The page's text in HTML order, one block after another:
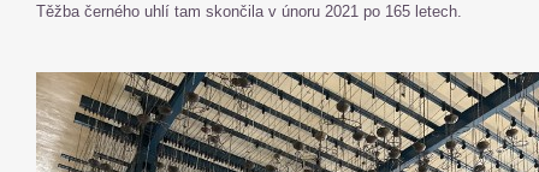
Těžba černého uhlí tam skončila v únoru 2021 po 165 letech.